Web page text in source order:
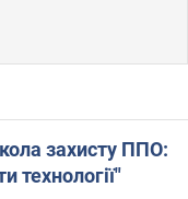
захисту ППО:
технології"